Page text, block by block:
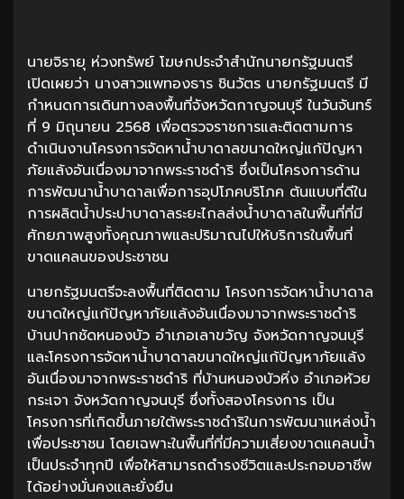
นายจิรายุ ห่วงทรัพย์ โฆษกประจำสำนักนายกรัฐมนตรี
เปิดเผยว่า นางสาวแพทองธาร ชินวัตร นายกรัฐมนตรี มี
กำหนดการเดินทางลงพื้นที่จังหวัดกาญจนบุรี ในวันจันทร์
ที่ 9 มิถุนายน 2568 เพื่อตรวจราชการและติดตามการ
ดำเนินงานโครงการจัดหาน้ำบาดาลขนาดใหญ่แก้ปัญหา
ภัยแล้งอันเนื่องมาจากพระราชดำริ ซึ่งเป็นโครงการด้าน
การพัฒนาน้ำบาดาลเพื่อการอุปโภคบริโภค ต้นแบบที่ดีใน
การผลิตน้ำประปาบาดาลระยะไกลส่งน้ำบาดาลในพื้นที่ที่มี
ศักยภาพสูงทั้งคุณภาพและปริมาณไปให้บริการในพื้นที่
ขาดแคลนของประชาชน
นายกรัฐมนตรีจะลงพื้นที่ติดตาม โครงการจัดหาน้ำบาดาล
ขนาดใหญ่แก้ปัญหาภัยแล้งอันเนื่องมาจากพระราชดำริ
บ้านปากชัดหนองบัว อำเภอเลาขวัญ จังหวัดกาญจนบุรี
และโครงการจัดหาน้ำบาดาลขนาดใหญ่แก้ปัญหาภัยแล้ง
อันเนื่องมาจากพระราชดำริ ที่บ้านหนองบัวหิ่ง อำเภอห้วย
กระเจา จังหวัดกาญจนบุรี ซึ่งทั้งสองโครงการ เป็น
โครงการที่เกิดขึ้นภายใต้พระราชดำริในการพัฒนาแหล่งน้ำ
เพื่อประชาชน โดยเฉพาะในพื้นที่ที่มีความเสี่ยงขาดแคลนน้ำ
เป็นประจำทุกปี เพื่อให้สามารถดำรงชีวิตและประกอบอาชีพ
ได้อย่างมั่นคงและยั่งยืน